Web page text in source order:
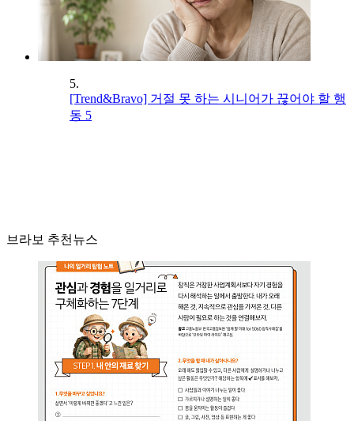
5.
[Trend&Bravo] 거절 못 하는 시니어가 끊어야 할 행
동 5
브라보 추천뉴스